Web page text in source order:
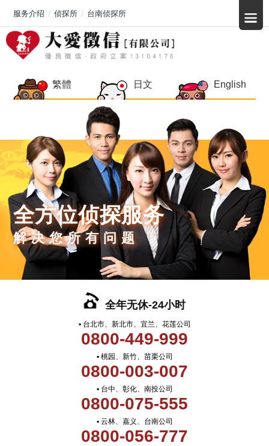
繁體 日文 English
全方位侦探服务
解决您所有问题
全年无休-24小时
▪ 台北市、新北市、宜兰、花莲公司
0800-449-999
▪ 桃园、新竹、苗栗公司
0800-003-007
▪ 台中、彰化、南投公司
0800-075-555
▪ 云林、嘉义、台南公司
0800-056-777
服务介绍 侦探所 台南侦探所